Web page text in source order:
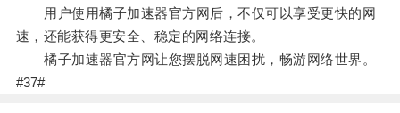
用户使用橘子加速器官方网后，不仅可以享受更快的网
速，还能获得更安全、稳定的网络连接。
橘子加速器官方网让您摆脱网速困扰，畅游网络世界。
#37#